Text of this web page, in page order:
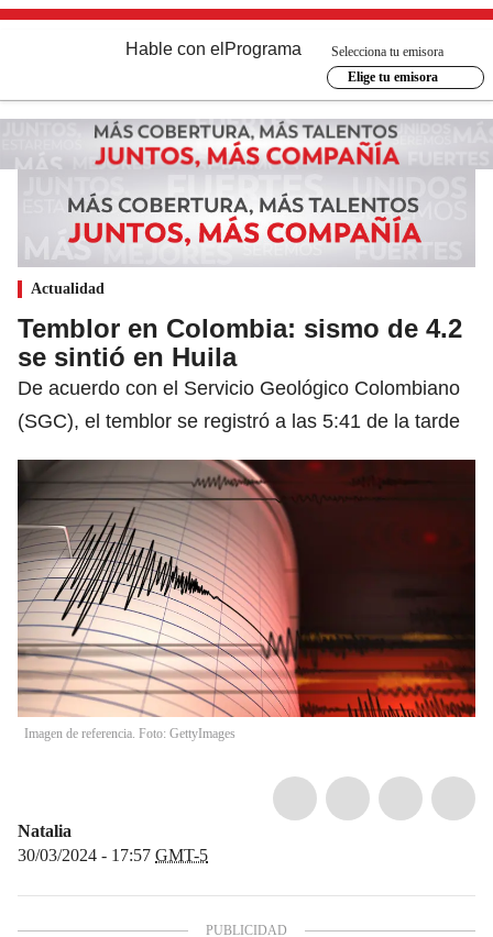
Hable con el Programa
Selecciona tu emisora
Elige tu emisora
Actualidad
Temblor en Colombia: sismo de 4.2
se sintió en Huila
De acuerdo con el Servicio Geológico Colombiano
(SGC), el temblor se registró a las 5:41 de la tarde
Imagen de referencia. Foto: GettyImages
Natalia
30/03/2024 - 17:57 GMT-5